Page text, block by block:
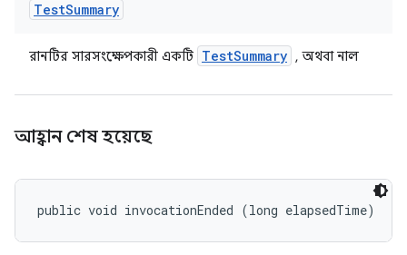
TestSummary
রানটির সারসংক্ষেপকারী একটি TestSummary , অথবা নাল
আহ্বান শেষ হয়েছে
public void invocationEnded (long elapsedTime)